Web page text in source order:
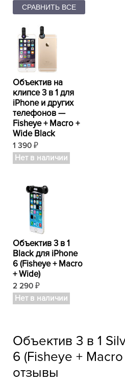
Объектив на
клипсе 3 в 1 для
iPhone и других
телефонов —
Fisheye + Macro +
Wide Black
1 390 ₽
Нет в наличии
Объектив 3 в 1
Black для iPhone
6 (Fisheye + Macro
+ Wide)
2 290 ₽
Нет в наличии
Объектив 3 в 1
6 (Fisheye +
отзывы